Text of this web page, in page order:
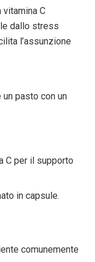
C
dallo stress
l’assunzione
un pasto con un
C per il supporto
in capsule.
comunemente